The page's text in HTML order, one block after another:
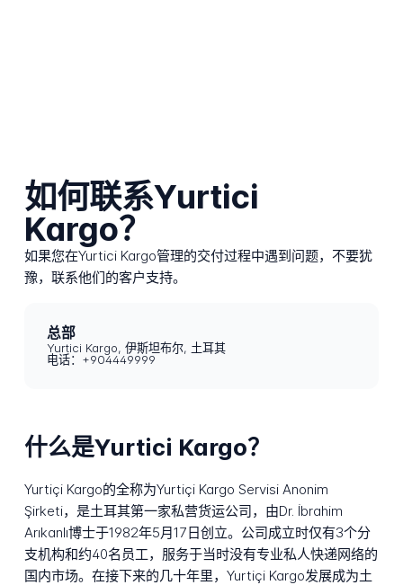
如何联系Yurtici
Kargo？
如果您在Yurtici Kargo管理的交付过程中遇到问题，不要犹
豫，联系他们的客户支持。
总部
Yurtici Kargo, 伊斯坦布尔, 土耳其
电话：+904449999
什么是Yurtici Kargo？
Yurtiçi Kargo的全称为Yurtiçi Kargo Servisi Anonim
Şirketi，是土耳其第一家私营货运公司，由Dr. İbrahim
Arıkanlı博士于1982年5月17日创立。公司成立时仅有3个分
支机构和约40名员工，服务于当时没有专业私人快递网络的
国内市场。在接下来的几十年里，Yurtiçi Kargo发展成为土